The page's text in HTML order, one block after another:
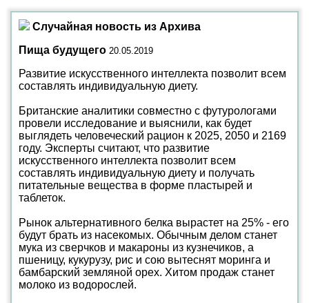
Случайная новость из Архива
Пища будущего 20.05.2019
Развитие искусственного интеллекта позволит всем
составлять индивидуальную диету.
Британские аналитики совместно с футурологами
провели исследование и выяснили, как будет
выглядеть человеческий рацион к 2025, 2050 и 2169
году. Эксперты считают, что развитие
искусственного интеллекта позволит всем
составлять индивидуальную диету и получать
питательные вещества в форме пластырей и
таблеток.
Рынок альтернативного белка вырастет на 25% - его
будут брать из насекомых. Обычным делом станет
мука из сверчков и макароны из кузнечиков, а
пшеницу, кукурузу, рис и сою вытеснят моринга и
бамбарский земляной орех. Хитом продаж станет
молоко из водорослей.